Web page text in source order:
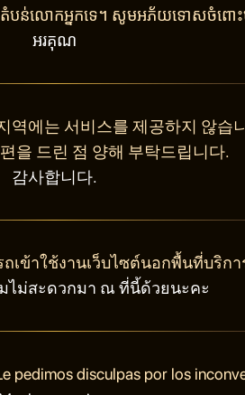
តំបន់លោកអ្នកទេ។ សូមអភ័យទោសចំពោះប
អរគុណ
역에는 서비스를 제공하지 않습
을 드린 점 양해 부탁드립니다.
감사합니다.
ข้าใช้งานเว็บไซต์นอกพื้นที่บริกา
ไม่สะดวกมา ณ ที่นี้ด้วยนะคะ
pedimos disculpas por los